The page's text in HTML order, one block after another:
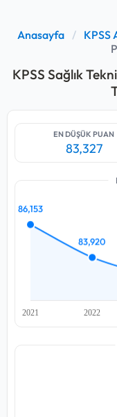
Anasayfa / KPSS
KPSS Sağlık
EN DÜŞÜK PUAN
83,327